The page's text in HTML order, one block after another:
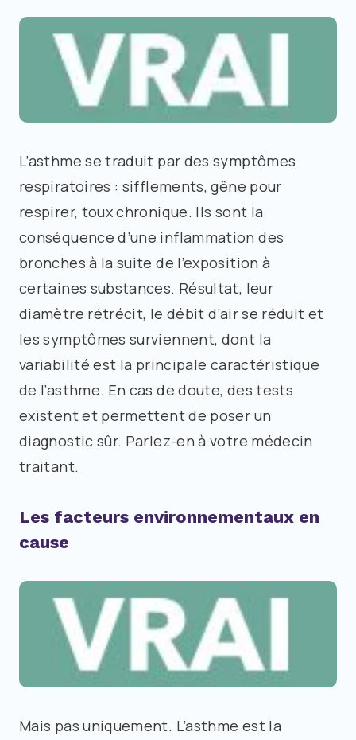
L’asthme se traduit par des symptômes
respiratoires : sifflements, gêne pour
respirer, toux chronique. Ils sont la
conséquence d’une inflammation des
bronches à la suite de l’exposition à
certaines substances. Résultat, leur
diamètre rétrécit, le débit d’air se réduit et
les symptômes surviennent, dont la
variabilité est la principale caractéristique
de l’asthme. En cas de doute, des tests
existent et permettent de poser un
diagnostic sûr. Parlez-en à votre médecin
traitant.
Les facteurs environnementaux en
cause
Mais pas uniquement. L’asthme est la